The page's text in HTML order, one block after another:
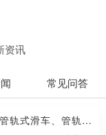
资讯
常见问答
轨道过山车、管轨式滑车、管轨式滑道、滑管车